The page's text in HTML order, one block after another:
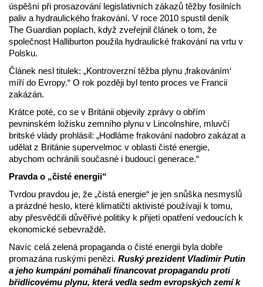
úspěšní při prosazování legislativních zákazů těžby fosilních
paliv a hydraulického frakování. V roce 2010 spustil deník
The Guardian poplach, když zveřejnil článek o tom, že
společnost Halliburton použila hydraulické frakování na vrtu v
Polsku.
Článek nesl titulek: „Kontroverzní těžba plynu ‚frakováním‘
míří do Evropy.“ O rok později byl tento proces ve Francii
zakázán.
Krátce poté, co se v Británii objevily zprávy o obřím
pevninském ložisku zemního plynu v Lincolnshire, mluvčí
britské vlády prohlásil: „Hodláme frakování nadobro zakázat a
udělat z Británie supervelmoc v oblasti čisté energie,
abychom ochránili současné i budoucí generace.“
Pravda o „čisté energii“
Tvrdou pravdou je, že „čistá energie“ je jen snůška nesmyslů
a prázdné heslo, které klimatičtí aktivisté používají k tomu,
aby přesvědčili důvěřivé politiky k přijetí opatření vedoucích k
ekonomické sebevraždě.
Navíc celá zelená propaganda o čisté energii byla dobře
promazána ruskými penězi. Ruský prezident Vladimir Putin
a jeho kumpáni pomáhali financovat propagandu proti
břidlicovému plynu, která vedla sedm evropských zemí k